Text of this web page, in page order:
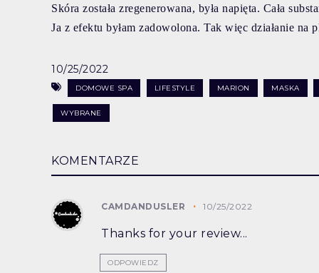
Skóra została zregenerowana, była napięta. Cała
Ja z efektu byłam zadowolona. Tak więc działanie
10/25/2022
DOMOWE SPA LIFESTYLE MARION MASKA
WYBRANE
KOMENTARZE
CAMDANDUSLER 10/25/2022
Thanks for your review...
ODPOWIEDZ